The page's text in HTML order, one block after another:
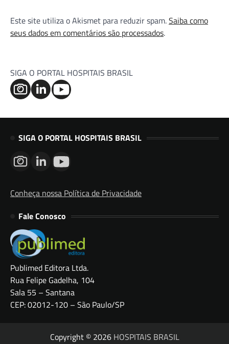
Este site utiliza o Akismet para reduzir spam.Saiba como
seus dados em comentários são processados.
SIGA O PORTAL HOSPITAIS BRASIL
SIGA O PORTAL HOSPITAIS BRASIL
Conheça nossa Política de Privacidade
Fale Conosco
Publimed Editora Ltda.
Rua Felipe Gadelha, 104
Sala 55 – Santana
CEP: 02012-120 – São Paulo/SP
Copyright © 2026 HOSPITAIS BRASIL